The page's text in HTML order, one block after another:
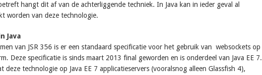
hangt dit af van de achterliggende techniek. In Java kan in ieder geval al
worden van deze technologie.
Java
van JSR 356 is er een standaard specificatie voor het gebruik van websockets op
Deze specificatie is sinds maart 2013 final geworden en is onderdeel van Java EE 7.
deze technologie op Java EE 7 applicatieservers (vooralsnog alleen Glassfish 4),